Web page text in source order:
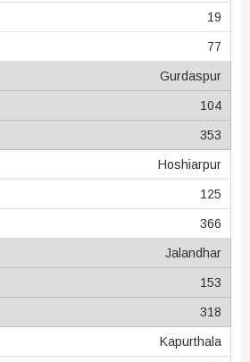
19
77
Gurdaspur
104
353
Hoshiarpur
125
366
Jalandhar
153
318
Kapurthala